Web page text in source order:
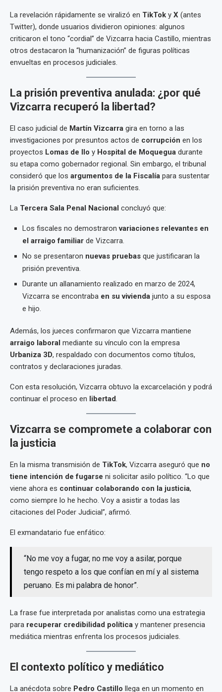
La revelación rápidamente se viralizó en TikTok y X (antes
Twitter), donde usuarios dividieron opiniones: algunos
criticaron el tono “cordial” de Vizcarra hacia Castillo, mientras
otros destacaron la “humanización” de figuras políticas
envueltas en procesos judiciales.
La prisión preventiva anulada: ¿por qué
Vizcarra recuperó la libertad?
El caso judicial de Martín Vizcarra gira en torno a las
investigaciones por presuntos actos de corrupción en los
proyectos Lomas de Ilo y Hospital de Moquegua durante
su etapa como gobernador regional. Sin embargo, el tribunal
consideró que los argumentos de la Fiscalía para sustentar
la prisión preventiva no eran suficientes.
La Tercera Sala Penal Nacional concluyó que:
Los fiscales no demostraronvariaciones relevantes en
el arraigo familiar de Vizcarra.
No se presentaron nuevas pruebas que justificaran la
prisión preventiva.
Durante un allanamiento realizado en marzo de 2024,
Vizcarra se encontraba en su vivienda junto a su esposa
e hijo.
Además, los jueces confirmaron que Vizcarra mantiene
arraigo laboral mediante su vínculo con la empresa
Urbaniza 3D, respaldado con documentos como títulos,
contratos y declaraciones juradas.
Con esta resolución, Vizcarra obtuvo la excarcelación y podrá
continuar el proceso en libertad.
Vizcarra se compromete a colaborar con
la justicia
En la misma transmisión de TikTok, Vizcarra aseguró que no
tiene intención de fugarse ni solicitar asilo político. “Lo que
viene ahora es continuar colaborando con la justicia,
como siempre lo he hecho. Voy a asistir a todas las
citaciones del Poder Judicial”, afirmó.
El exmandatario fue enfático:
“No me voy a fugar, no me voy a asilar, porque
tengo respeto a los que confían en mí y al sistema
peruano. Es mi palabra de honor”.
La frase fue interpretada por analistas como una estrategia
para recuperar credibilidad política y mantener presencia
mediática mientras enfrenta los procesos judiciales.
El contexto político y mediático
La anécdota sobre Pedro Castillo llega en un momento en